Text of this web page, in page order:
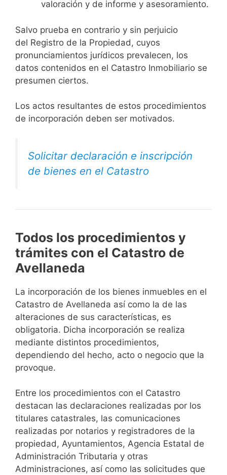
valoración y de informe y asesoramiento.
Salvo prueba en contrario y sin perjuicio
del Registro de la Propiedad, cuyos
pronunciamientos jurídicos prevalecen, los
datos contenidos en el Catastro Inmobiliario se
presumen ciertos.
Los actos resultantes de estos procedimientos
de incorporación deben ser motivados.
Solicitar declaración e inscripción
de bienes en el Catastro
Todos los procedimientos y
trámites con el Catastro de
Avellaneda
La incorporación de los bienes inmuebles en el
Catastro de Avellaneda así como la de las
alteraciones de sus características, es
obligatoria. Dicha incorporación se realiza
mediante distintos procedimientos,
dependiendo del hecho, acto o negocio que la
provoque.
Entre los procedimientos con el Catastro
destacan las declaraciones realizadas por los
titulares catastrales, las comunicaciones
realizadas por notarios y registradores de la
propiedad, Ayuntamientos, Agencia Estatal de
Administración Tributaria y otras
Administraciones, así como las solicitudes que